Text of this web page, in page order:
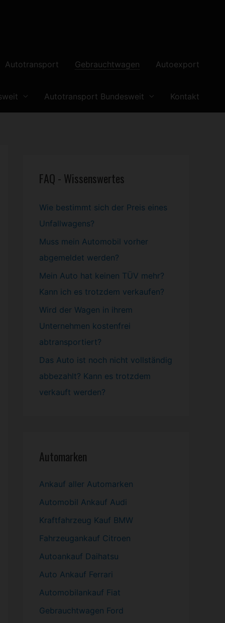
Autotransport Gebrauchtwagen Autoexport
Autotransport Bundesweit Kontakt
FAQ - Wissenswertes
Wie bestimmt sich der Preis eines
Unfallwagens?
Muss mein Automobil vorher
abgemeldet werden?
Mein Auto hat keinen TÜV mehr?
Kann ich es trotzdem verkaufen?
Wird der Wagen in ihrem
Unternehmen kostenfrei
abtransportiert?
Das Auto ist noch nicht vollständig
abbezahlt? Kann es trotzdem
verkauft werden?
Automarken
Ankauf aller Automarken
Automobil Ankauf Audi
Kraftfahrzeug Kauf BMW
Fahrzeugankauf Citroen
Autoankauf Daihatsu
Auto Ankauf Ferrari
Automobilankauf Fiat
Gebrauchtwagen Ford